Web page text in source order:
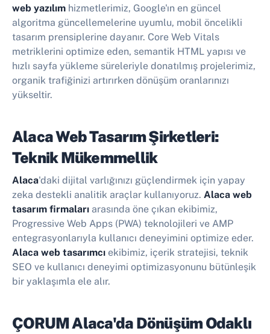
web yazılım hizmetlerimiz, Google'ın en güncel
algoritma güncellemelerine uyumlu, mobil öncelikli
tasarım prensiplerine dayanır. Core Web Vitals
metriklerini optimize eden, semantik HTML yapısı ve
hızlı sayfa yükleme süreleriyle donatılmış projelerimiz,
organik trafiğinizi artırırken dönüşüm oranlarınızı
yükseltir.
Alaca Web Tasarım Şirketleri:
Teknik Mükemmellik
Alaca'daki dijital varlığınızı güçlendirmek için yapay
zeka destekli analitik araçlar kullanıyoruz. Alaca web
tasarım firmaları arasında öne çıkan ekibimiz,
Progressive Web Apps (PWA) teknolojileri ve AMP
entegrasyonlarıyla kullanıcı deneyimini optimize eder.
Alaca web tasarımcı ekibimiz, içerik stratejisi, teknik
SEO ve kullanıcı deneyimi optimizasyonunu bütünleşik
bir yaklaşımla ele alır.
ÇORUM Alaca'da Dönüşüm Odaklı